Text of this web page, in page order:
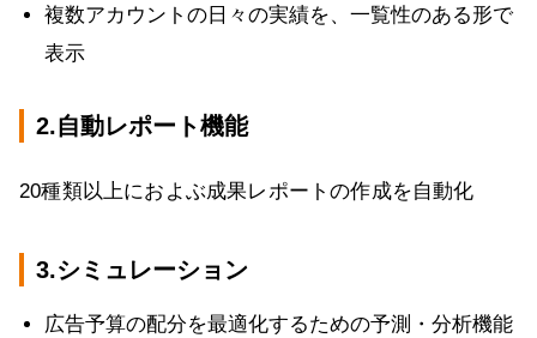
複数アカウントの日々の実績を、一覧性のある形で
表示
2.自動レポート機能
20種類以上におよぶ成果レポートの作成を自動化
3.シミュレーション
広告予算の配分を最適化するための予測・分析機能